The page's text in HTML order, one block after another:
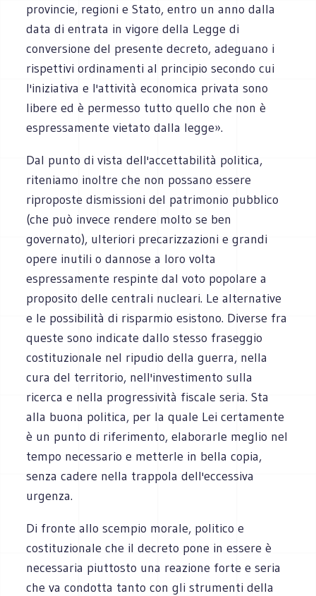
provincie, regioni e Stato, entro un anno dalla
data di entrata in vigore della Legge di
conversione del presente decreto, adeguano i
rispettivi ordinamenti al principio secondo cui
l'iniziativa e l'attività economica privata sono
libere ed è permesso tutto quello che non è
espressamente vietato dalla legge».
Dal punto di vista dell'accettabilità politica,
riteniamo inoltre che non possano essere
riproposte dismissioni del patrimonio pubblico
(che può invece rendere molto se ben
governato), ulteriori precarizzazioni e grandi
opere inutili o dannose a loro volta
espressamente respinte dal voto popolare a
proposito delle centrali nucleari. Le alternative
e le possibilità di risparmio esistono. Diverse fra
queste sono indicate dallo stesso fraseggio
costituzionale nel ripudio della guerra, nella
cura del territorio, nell'investimento sulla
ricerca e nella progressività fiscale seria. Sta
alla buona politica, per la quale Lei certamente
è un punto di riferimento, elaborarle meglio nel
tempo necessario e metterle in bella copia,
senza cadere nella trappola dell'eccessiva
urgenza.
Di fronte allo scempio morale, politico e
costituzionale che il decreto pone in essere è
necessaria piuttosto una reazione forte e seria
che va condotta tanto con gli strumenti della